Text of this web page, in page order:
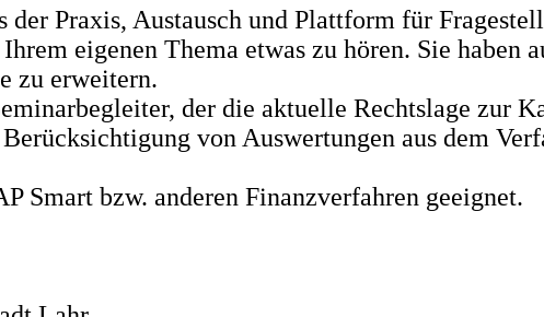
Praxis, Austausch und Plattform für
eigenen Thema etwas zu hören. Sie haben
zu erweitern.
der die aktuelle Rechtslage zur
von Auswertungen aus dem
Smart bzw. anderen Finanzverfahren geeignet.